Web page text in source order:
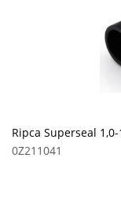
Ripca Superseal
0Z211041